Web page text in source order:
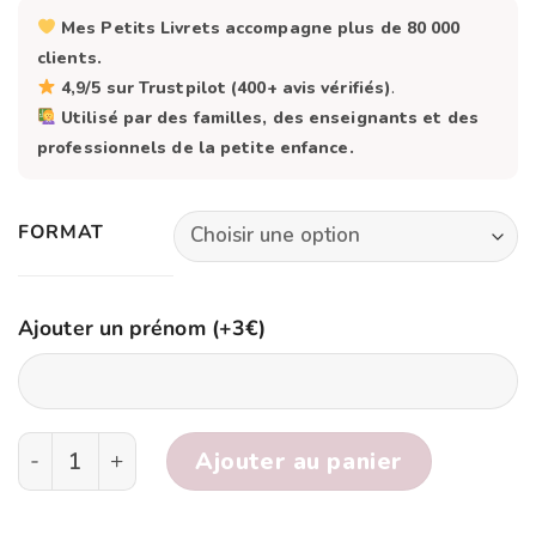
prix :
à
29,90 €
Mes Petits Livrets accompagne plus de 80 000
clients.
4,9/5 sur Trustpilot (400+ avis vérifiés).
Utilisé par des familles, des enseignants et des
professionnels de la petite enfance.
FORMAT
Ajouter un prénom (+3€)
quantité de Mon livret d'activités : L’EUROPE
Ajouter au panier